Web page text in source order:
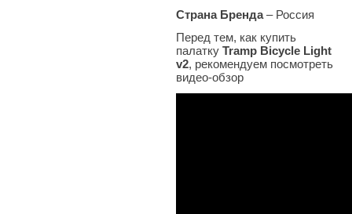
Страна Бренда– Россия
Перед тем, как купить
палатку Tramp Bicycle Light
v2, рекомендуем посмотреть
видео-обзор